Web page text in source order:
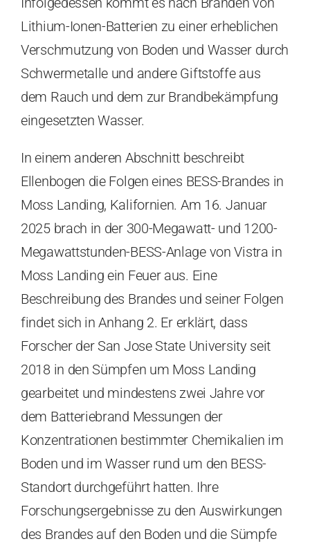
Lithium-Ionen-Batterien zu einer erheblichen
Verschmutzung von Boden und Wasser durch
Schwermetalle und andere Giftstoffe aus
dem Rauch und dem zur Brandbekämpfung
eingesetzten Wasser.
In einem anderen Abschnitt beschreibt
Ellenbogen die Folgen eines BESS-Brandes in
Moss Landing, Kalifornien. Am 16. Januar
2025 brach in der 300-Megawatt- und 1200-
Megawattstunden-BESS-Anlage von Vistra in
Moss Landing ein Feuer aus. Eine
Beschreibung des Brandes und seiner Folgen
findet sich in Anhang 2. Er erklärt, dass
Forscher der San Jose State University seit
2018 in den Sümpfen um Moss Landing
gearbeitet und mindestens zwei Jahre vor
dem Batteriebrand Messungen der
Konzentrationen bestimmter Chemikalien im
Boden und im Wasser rund um den BESS-
Standort durchgeführt hatten. Ihre
Forschungsergebnisse zu den Auswirkungen
des Brandes auf den Boden und die Sümpfe